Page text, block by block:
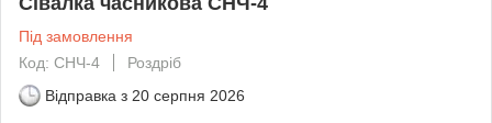
Під замовлення
Код: СНЧ-4
Роздріб
Відправка з 20 серпня 2026